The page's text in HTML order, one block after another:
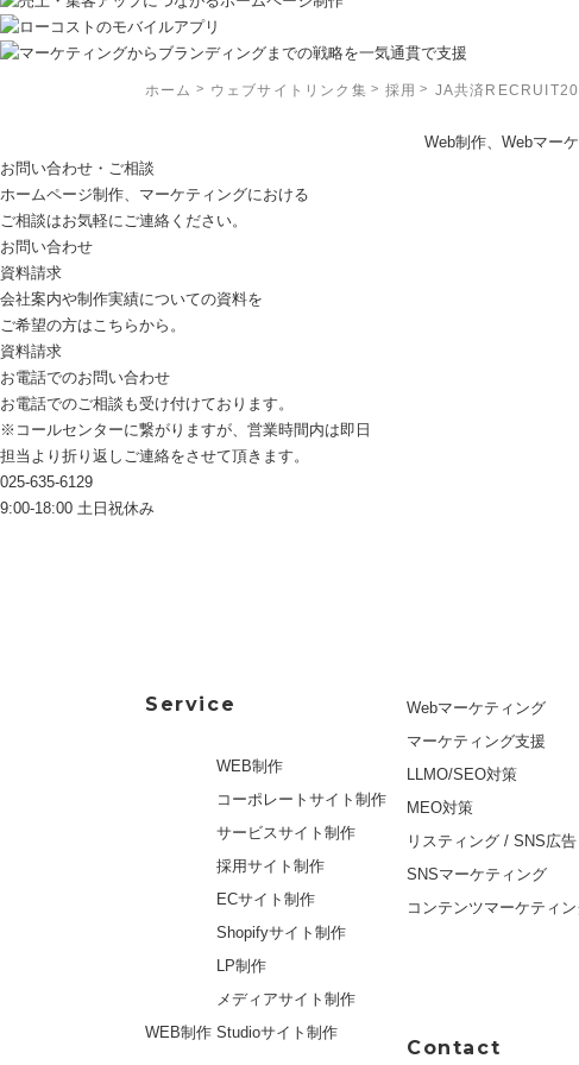
ホーム ウェブサイトリンク集 採用 JA共済
Web制作、Webマー
お問い合わせ・ご相談
ホームページ制作、マーケティングにおける
ご相談はお気軽にご連絡ください。
お問い合わせ
資料請求
会社案内や制作実績についての資料を
ご希望の方はこちらから。
資料請求
お電話でのお問い合わせ
お電話でのご相談も受け付けております。
※コールセンターに繋がりますが、営業時間内は即日
担当より折り返しご連絡をさせて頂きます。
025-635-6129
9:00-18:00 土日祝休み
Service
WEB制作
WEB制作
コーポレートサイト制作
サービスサイト制作
採用サイト制作
ECサイト制作
Shopifyサイト制作
LP制作
メディアサイト制作
Studioサイト制作
Webマーケティング
マーケティング支援
LLMO/SEO対策
MEO対策
リスティング / SNS広告
SNSマーケティング
コンテンツマーケティ
Contact